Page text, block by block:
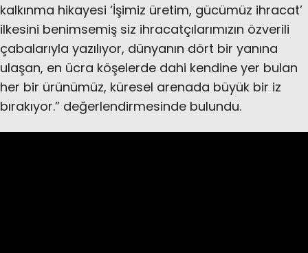
kalkınma hikayesi ‘İşimiz üretim, gücümüz ihracat’
ilkesini benimsemiş siz ihracatçılarımızın özverili
çabalarıyla yazılıyor, dünyanın dört bir yanına
ulaşan, en ücra köşelerde dahi kendine yer bulan
her bir ürünümüz, küresel arenada büyük bir iz
bırakıyor.” değerlendirmesinde bulundu.